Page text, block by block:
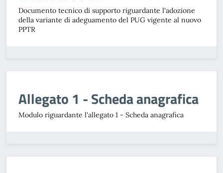
Documento tecnico di supporto riguardante l'adozione
della variante di adeguamento del PUG vigente al nuovo
PPTR
Allegato 1 - Scheda anagrafica
Modulo riguardante l'allegato 1 - Scheda anagrafica